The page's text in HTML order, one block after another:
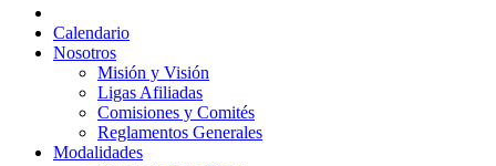
Calendario
Nosotros
Misión y Visión
Ligas Afiliadas
Comisiones y Comités
Reglamentos Generales
Modalidades